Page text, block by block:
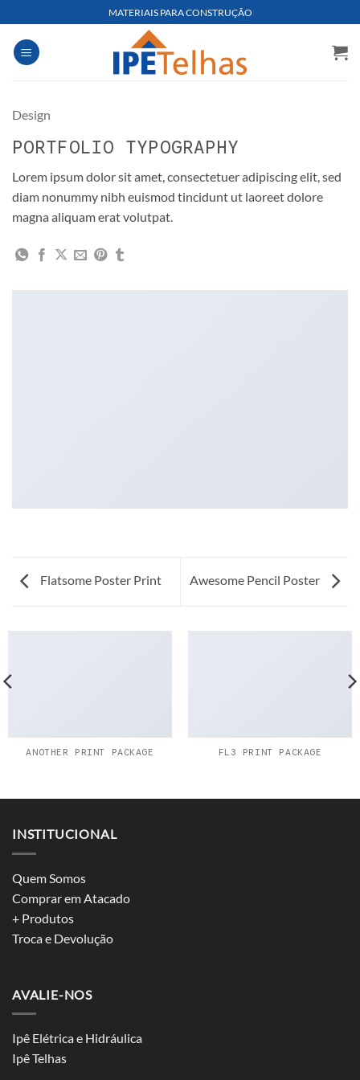
to
content
MATERIAIS PARA CONSTRUÇÃO
Design
PORTFOLIO TYPOGRAPHY
Lorem ipsum dolor sit amet, consectetuer adipiscing elit, sed
diam nonummy nibh euismod tincidunt ut laoreet dolore
magna aliquam erat volutpat.
Flatsome Poster Print Awesome Pencil Poster
ANOTHER PRINT PACKAGE FL3 PRINT PACKAGE
INSTITUCIONAL
Quem Somos
Comprar em Atacado
+ Produtos
Troca e Devolução
AVALIE-NOS
Ipê Elétrica e Hidráulica
Ipê Telhas